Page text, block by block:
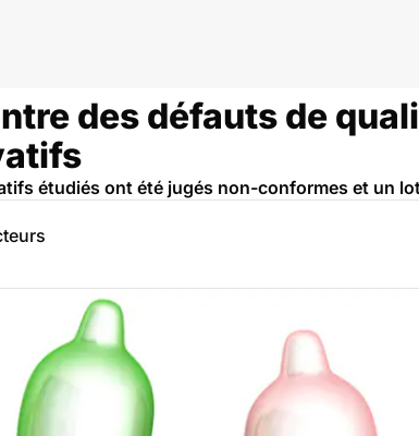
des défauts de
étudiés ont été jugés non-conformes et un